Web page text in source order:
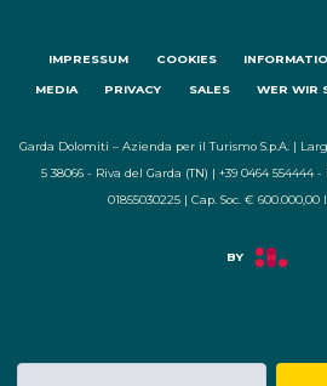
IMPRESSUM COOKIES
MEDIA PRIVACY SALES WER WIR
Garda Dolomiti – Azienda per il Turismo S.p.A. |
5 38066 - Riva del Garda (TN) | +39 0464
01855030225 | Cap. Soc. € 600.000,00